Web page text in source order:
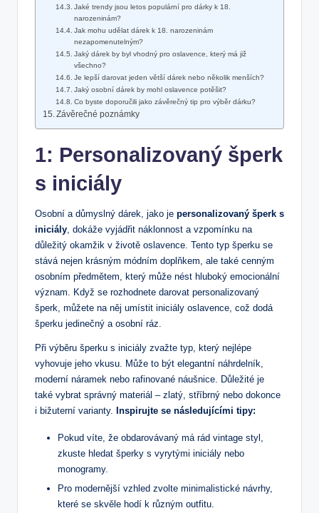
Jaké trendy jsou letos populární pro dárky k 18.
narozeninám?
Jak mohu udělat dárek k 18. narozeninám
nezapomenutelným?
Jaký dárek by byl vhodný pro oslavence, který má již
všechno?
Je lepší darovat jeden větší dárek nebo několik menších?
Jaký osobní dárek by mohl oslavence potěšit?
Co byste doporučili jako závěrečný tip pro výběr dárku?
Závěrečné poznámky
1: Personalizovaný šperk
s iniciály
Osobní a důmyslný dárek, jako je personalizovaný šperk s
iniciály, dokáže vyjádřit náklonnost a vzpomínku na
důležitý okamžik v životě oslavence. Tento typ šperku se
stává nejen krásným módním doplňkem, ale také cenným
osobním předmětem, který může nést hluboký emocionální
význam. Když se rozhodnete darovat personalizovaný
šperk, můžete na něj umístit iniciály oslavence, což dodá
šperku jedinečný a osobní ráz.
Při výběru šperku s iniciály zvažte typ, který nejlépe
vyhovuje jeho vkusu. Může to být elegantní náhrdelník,
moderní náramek nebo rafinované náušnice. Důležité je
také vybrat správný materiál – zlatý, stříbrný nebo dokonce
i bižuterní varianty. Inspirujte se následujícími tipy:
Pokud víte, že obdarovávaný má rád vintage styl,
zkuste hledat šperky s vyrytými iniciály nebo
monogramy.
Pro modernější vzhled zvolte minimalistické návrhy,
které se skvěle hodí k různým outfitu.